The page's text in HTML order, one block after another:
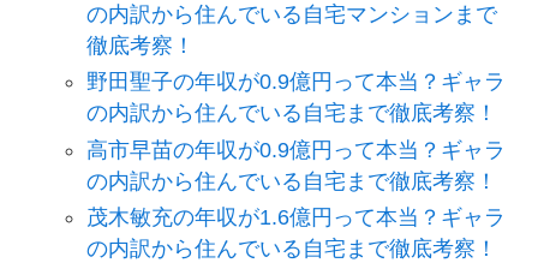
の内訳から住んでいる自宅マンションまで
徹底考察！
野田聖子の年収が0.9億円って本当？ギャラ
の内訳から住んでいる自宅まで徹底考察！
高市早苗の年収が0.9億円って本当？ギャラ
の内訳から住んでいる自宅まで徹底考察！
茂木敏充の年収が1.6億円って本当？ギャラ
の内訳から住んでいる自宅まで徹底考察！